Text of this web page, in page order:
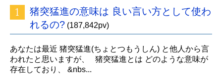
猪突猛進の意味は 良い言い方として使わ
れるの? (187,842pv)
あなたは最近 猪突猛進(ちょとつもうしん) と他人から言
われたと思いますが、 猪突猛進とは どのような意味が
存在しており、 &nbs...